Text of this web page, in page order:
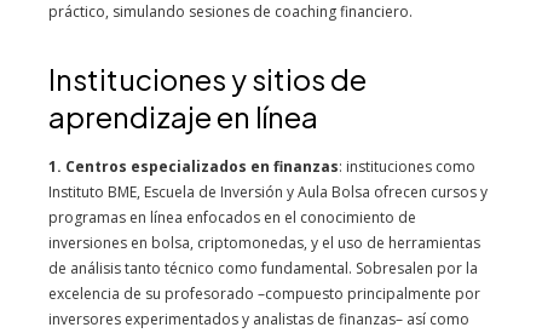
práctico, simulando sesiones de coaching financiero.
Instituciones y sitios de
aprendizaje en línea
1. Centros especializados en finanzas: instituciones como
Instituto BME, Escuela de Inversión y Aula Bolsa ofrecen cursos y
programas en línea enfocados en el conocimiento de
inversiones en bolsa, criptomonedas, y el uso de herramientas
de análisis tanto técnico como fundamental. Sobresalen por la
excelencia de su profesorado –compuesto principalmente por
inversores experimentados y analistas de finanzas– así como